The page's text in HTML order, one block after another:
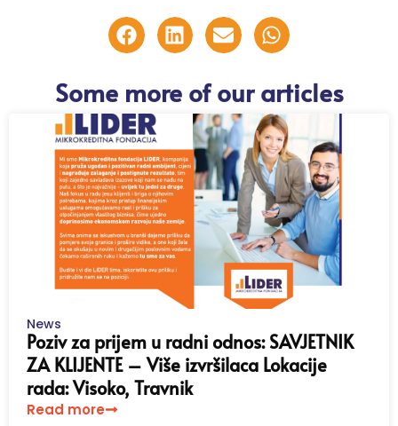
Some more of our articles
News
Poziv za prijem u radni odnos: SAVJETNIK
ZA KLIJENTE – Više izvršilaca Lokacije
rada: Visoko, Travnik
Read more